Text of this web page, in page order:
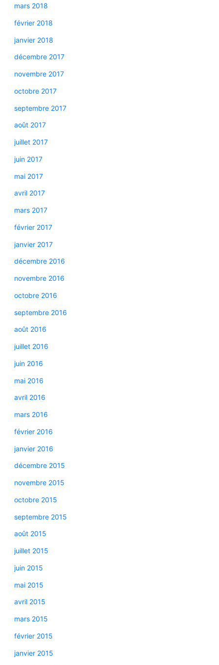
mars 2018
février 2018
janvier 2018
décembre 2017
novembre 2017
octobre 2017
septembre 2017
août 2017
juillet 2017
juin 2017
mai 2017
avril 2017
mars 2017
février 2017
janvier 2017
décembre 2016
novembre 2016
octobre 2016
septembre 2016
août 2016
juillet 2016
juin 2016
mai 2016
avril 2016
mars 2016
février 2016
janvier 2016
décembre 2015
novembre 2015
octobre 2015
septembre 2015
août 2015
juillet 2015
juin 2015
mai 2015
avril 2015
mars 2015
février 2015
janvier 2015